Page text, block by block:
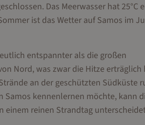
Das Meerwasser hat 25°C
ist das Wetter auf Samos im
entspannter als die großen
Nord, was zwar die Hitze erträglich
an der geschützten Südküste
kennenlernen möchte, kann
einem reinen Strandtag